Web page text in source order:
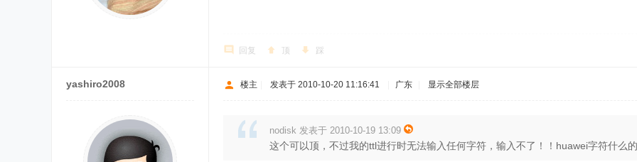
回复 顶 踩
yashiro2008 楼主 发表于 2010-10-20 11:16:41 广东 显示全部楼层
nodisk 发表于 2010-10-19 13:09
这个可以顶，不过我的ttl进行时无法输入任何字符，输入不了！！huawei字符什么的